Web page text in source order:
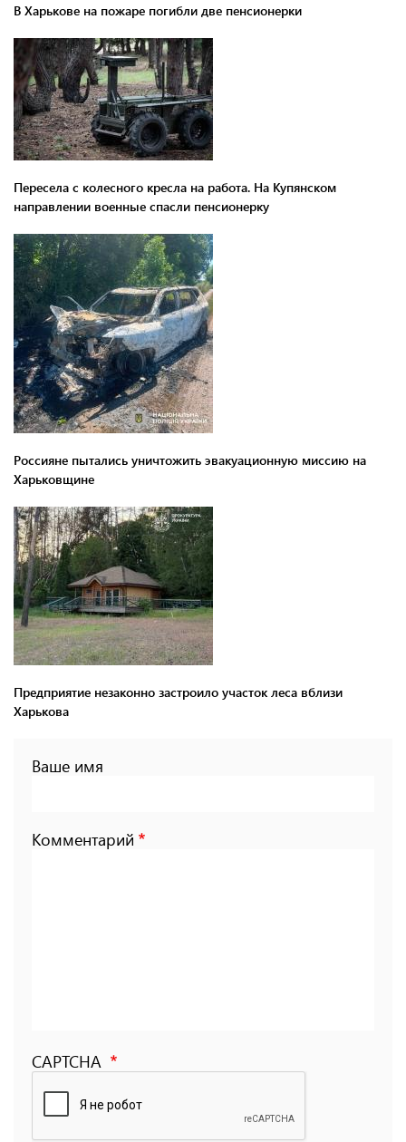
В Харькове на пожаре погибли две пенсионерки
Пересела с колесного кресла на работа. На Купянском
направлении военные спасли пенсионерку
Россияне пытались уничтожить эвакуационную миссию на
Харьковщине
Предприятие незаконно застроило участок леса вблизи
Харькова
Ваше имя
Комментарий
CAPTCHA